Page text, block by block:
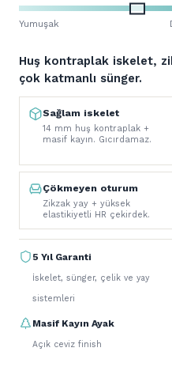
Huş kontraplak iskelet,
çok katmanlı sünger.
Sağlam iskelet
14 mm huş kontraplak +
masif kayın. Gıcırdamaz.
Çökmeyen oturum
Zikzak yay + yüksek
elastikiyetli HR çekirdek.
5 Yıl Garanti
İskelet, sünger, çelik ve yay
sistemleri
Masif Kayın Ayak
Açık ceviz finish
Yumuşak